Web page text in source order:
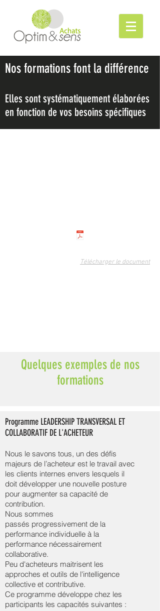
Nos formations font la différence
Elles sont systématiquement élaborées
en fonction de vos besoins spécifiques
Télécharger le document
Quelques exemples de nos
formations
Programme LEADERSHIP TRANSVERSAL ET
COLLABORATIF DE L'ACHETEUR
Nous le savons tous, un des défis
majeurs de l’acheteur est le travail avec
les clients internes envers lesquels il
doit développer une nouvelle posture
pour augmenter sa capacité de
contribution.
Nous sommes
passés progressivement de la
performance individuelle à la
performance nécessairement
collaborative.
Peu d'acheteurs maitrisent les
approches et outils de l'intelligence
collective et contributive.
Ce programme développe chez les
participants les capacités suivantes :